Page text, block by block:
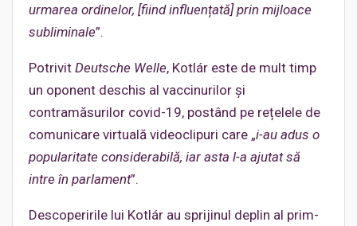
urmarea ordinelor, [fiind influențată] prin mijloace
subliminale”.
Potrivit Deutsche Welle, Kotlár este de mult timp
un oponent deschis al vaccinurilor și
contramăsurilor covid-19, postând pe rețelele de
comunicare virtuală videoclipuri care „i-au adus o
popularitate considerabilă, iar asta l-a ajutat să
intre în parlament”.
Descoperirile lui Kotlár au sprijinul deplin al prim-